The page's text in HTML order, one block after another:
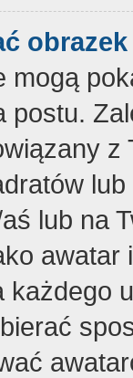
mogą
postu.
z
lub na
każdego